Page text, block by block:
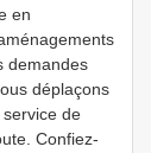
en
demandes
déplaçons
de
Confiez-